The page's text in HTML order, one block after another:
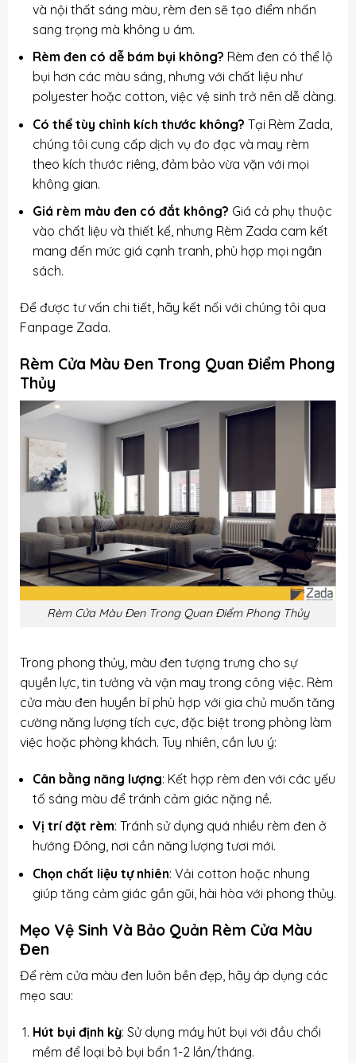
và nội thất sáng màu, rèm đen sẽ tạo điểm nhấn
sang trọng mà không u ám.
Rèm đen có dễ bám bụi không? Rèm đen có thể lộ
bụi hơn các màu sáng, nhưng với chất liệu như
polyester hoặc cotton, việc vệ sinh trở nên dễ dàng.
Có thể tùy chỉnh kích thước không? Tại Rèm Zada,
chúng tôi cung cấp dịch vụ đo đạc và may rèm
theo kích thước riêng, đảm bảo vừa vặn với mọi
không gian.
Giá rèm màu đen có đắt không? Giá cả phụ thuộc
vào chất liệu và thiết kế, nhưng Rèm Zada cam kết
mang đến mức giá cạnh tranh, phù hợp mọi ngân
sách.
Để được tư vấn chi tiết, hãy kết nối với chúng tôi qua
Fanpage Zada.
Rèm Cửa Màu Đen Trong Quan Điểm Phong
Thủy
Rèm Cửa Màu Đen Trong Quan Điểm Phong Thủy
Trong phong thủy, màu đen tượng trưng cho sự
quyền lực, tin tưởng và vận may trong công việc. Rèm
cửa màu đen huyền bí phù hợp với gia chủ muốn tăng
cường năng lượng tích cực, đặc biệt trong phòng làm
việc hoặc phòng khách. Tuy nhiên, cần lưu ý:
Cân bằng năng lượng: Kết hợp rèm đen với các yếu
tố sáng màu để tránh cảm giác nặng nề.
Vị trí đặt rèm: Tránh sử dụng quá nhiều rèm đen ở
hướng Đông, nơi cần năng lượng tươi mới.
Chọn chất liệu tự nhiên: Vải cotton hoặc nhung
giúp tăng cảm giác gần gũi, hài hòa với phong thủy.
Mẹo Vệ Sinh Và Bảo Quản Rèm Cửa Màu
Đen
Để rèm cửa màu đen luôn bền đẹp, hãy áp dụng các
mẹo sau:
Hút bụi định kỳ: Sử dụng máy hút bụi với đầu chổi
mềm để loại bỏ bụi bẩn 1-2 lần/tháng.